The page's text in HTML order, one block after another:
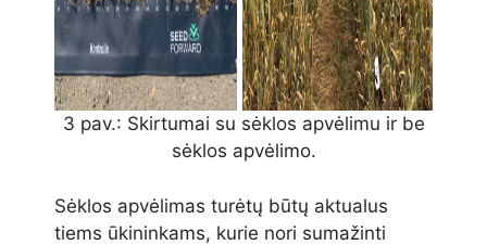
3 pav.: Skirtumai su sėklos apvėlimu ir be
sėklos apvėlimo.
Sėklos apvėlimas turėtų būtų aktualus
tiems ūkininkams, kurie nori sumažinti